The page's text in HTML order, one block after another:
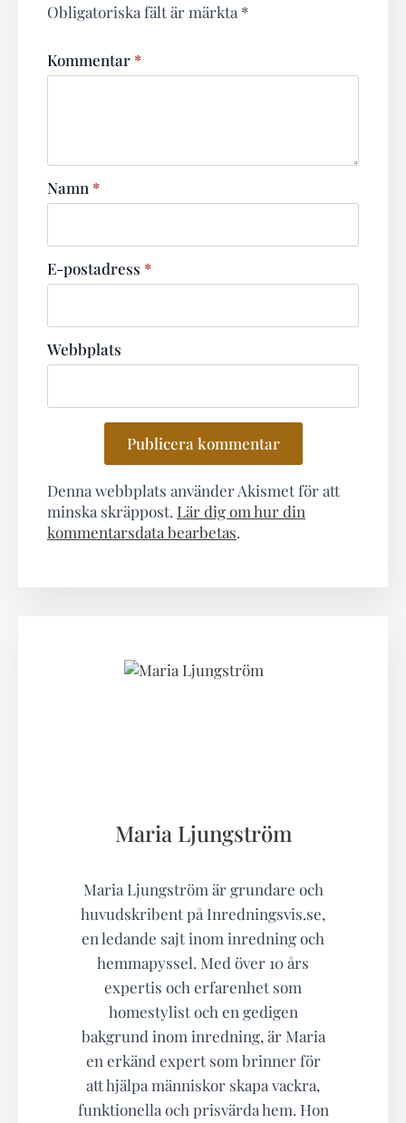
Obligatoriska fält är märkta *
Kommentar *
Namn *
E-postadress *
Webbplats
Denna webbplats använder Akismet för att
minska skräppost. Lär dig om hur din
kommentarsdata bearbetas.
Maria Ljungström
Maria Ljungström är grundare och
huvudskribent på Inredningsvis.se,
en ledande sajt inom inredning och
hemmapyssel. Med över 10 års
expertis och erfarenhet som
homestylist och en gedigen
bakgrund inom inredning, är Maria
en erkänd expert som brinner för
att hjälpa människor skapa vackra,
funktionella och prisvärda hem. Hon